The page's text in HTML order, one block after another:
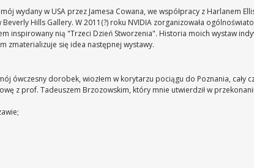
wydany w USA przez Jamesa Cowana, we współpracy z Harlanem
Hills Gallery. W 2011(?) roku NVIDIA zorganizowała
inspirowany nią "Trzeci Dzień Stworzenia". Historia moich wystaw
zmaterializuje się idea następnej wystawy.
ówczesny dorobek, wiozłem w korytarzu pociągu do Poznania, cały
z prof. Tadeuszem Brzozowskim, który mnie utwierdził w